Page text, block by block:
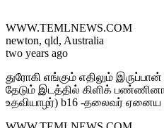
WWW.TEMLNEWS.COM
newton, qld, Australia
two years ago
துரோகி எங்கும் எதிலும்
தேடும் இடத்தில் கிளிக்
உதவியாழர்) b16 -தலைவர் ஏனைய